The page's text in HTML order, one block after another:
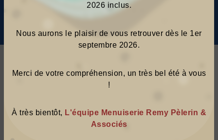
2026 inclus.
Nous aurons le plaisir de vous retrouver dès le 1er
septembre 2026.
Merci de votre compréhension, un très bel été à vous
!
À très bientôt, L'équipe Menuiserie Remy Pèlerin &
Associés
PERGOLAS PRÈS DE PLEURTUIT
LES AVANTAGES DES PERGOLAS À
Les pergolas sont des structures extérieures
très populaires à Pleurtuit, offrant de nombreux